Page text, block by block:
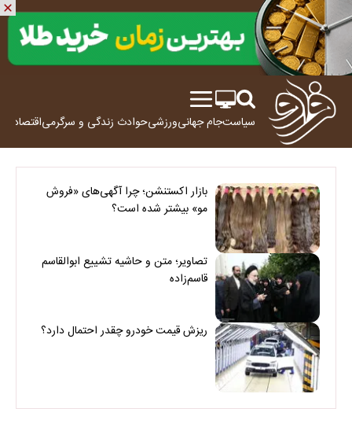
سیاستجام جهانیورزشیحوادث زندگی و سرگرمیاقتصاد
بازار اکستنشن؛ چرا آگهی‌های «فروش
مو» بیشتر شده است؟
تصاویر؛ متن و حاشیه تشییع ابوالقاسم
قاسم‌زاده
ریزش قیمت خودرو چقدر احتمال دارد؟